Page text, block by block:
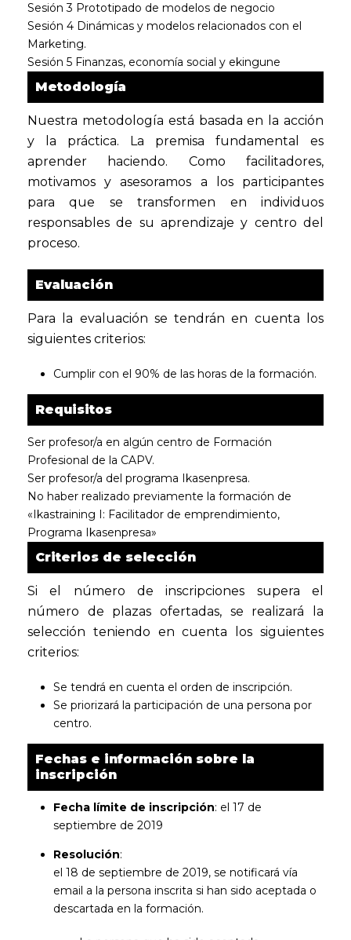
Sesión 3 Prototipado de modelos de negocio
Sesión 4 Dinámicas y modelos relacionados con el
Marketing.
Sesión 5 Finanzas, economía social y ekingune
Metodología
Nuestra metodología está basada en la acción
y la práctica. La premisa fundamental es
aprender haciendo. Como facilitadores,
motivamos y asesoramos a los participantes
para que se transformen en individuos
responsables de su aprendizaje y centro del
proceso.
Evaluación
Para la evaluación se tendrán en cuenta los
siguientes criterios:
Cumplir con el 90% de las horas de la formación.
Requisitos
Ser profesor/a en algún centro de Formación
Profesional de la CAPV.
Ser profesor/a del programa Ikasenpresa.
No haber realizado previamente la formación de
«Ikastraining I: Facilitador de emprendimiento,
Programa Ikasenpresa»
Criterios de selección
Si el número de inscripciones supera el
número de plazas ofertadas, se realizará la
selección teniendo en cuenta los siguientes
criterios:
Se tendrá en cuenta el orden de inscripción.
Se priorizará la participación de una persona por
centro.
Fechas e información sobre la
inscripción
Fecha límite de inscripción: el 17 de
septiembre de 2019
Resolución:
el 18 de septiembre de 2019, se notificará vía
email a la persona inscrita si han sido aceptada o
descartada en la formación.